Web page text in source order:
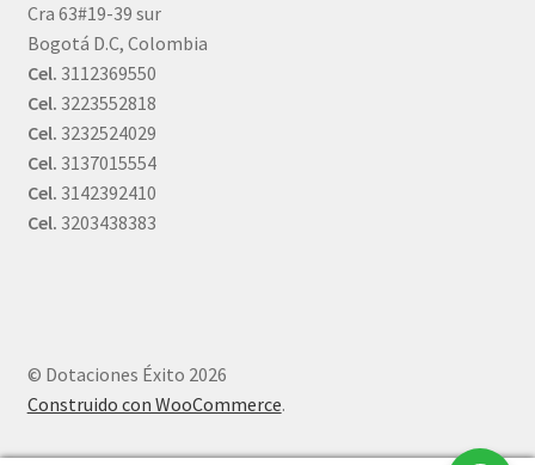
Cra 63#19-39 sur
Bogotá D.C, Colombia
Cel. 3112369550
Cel. 3223552818
Cel. 3232524029
Cel. 3137015554
Cel. 3142392410
Cel. 3203438383
© Dotaciones Éxito 2026
Construido con WooCommerce.